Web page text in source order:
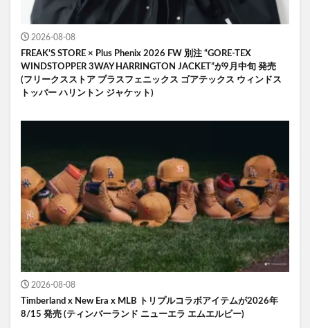
2026-08-08
FREAK’S STORE × Plus Phenix 2026 FW 別注 “GORE-TEX
WINDSTOPPER 3WAY HARRINGTON JACKET”が9月中旬 発売
(フリークスストア プラスフェニックス ゴアテックス ウィンドス
トッパー ハリントン ジャケット)
2026-08-08
Timberland x New Era x MLB トリプルコラボアイテムが2026年
8/15 発売 (ティンバーランド ニューエラ エムエルビー)